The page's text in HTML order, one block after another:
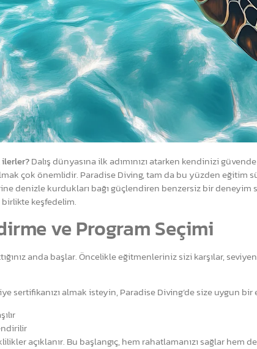
ilerler?Dalış dünyasına ilk adımınızı atarken kendinizi
çok önemlidir. Paradise Diving, tam da bu yüzden eğitim
denizle kurdukları bağı güçlendiren benzersiz bir deneyim
birlikte keşfedelim.
ve Program Seçimi
anda başlar. Öncelikle eğitmenleriniz sizi karşılar,
sertifikanızı almak isteyin, Paradise Diving’de size uygun
açıklanır. Bu başlangıç, hem rahatlamanızı sağlar hem